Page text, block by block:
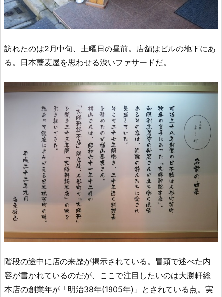
訪れたのは2月中旬、土曜日の昼前。店舗はビルの地下にあ
る。日本蕎麦屋を思わせる渋いファサードだ。
階段の途中に店の来歴が掲示されている。冒頭で述べた内
容が書かれているのだが、ここで注目したいのは大勝軒総
本店の創業年が「明治38年(1905年)」とされている点。実